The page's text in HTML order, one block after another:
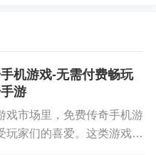
区间，防止情绪化追涨
机游戏-无需付费畅玩
游
戏市场里，免费传奇手机游
玩家们的喜爱。这类游戏以